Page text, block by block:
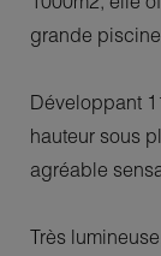
grande
Développant
hauteur sous
agréable
Très